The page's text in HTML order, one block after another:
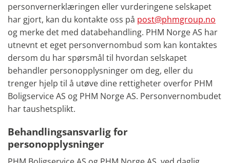
personvernerklæringen eller vurderingene selskapet
har gjort, kan du kontakte oss på post@phmgroup.no
og merke det med databehandling. PHM Norge AS har
utnevnt et eget personvernombud som kan kontaktes
dersom du har spørsmål til hvordan selskapet
behandler personopplysninger om deg, eller du
trenger hjelp til å utøve dine rettigheter overfor PHM
Boligservice AS og PHM Norge AS. Personvernombudet
har taushetsplikt.
Behandlingsansvarlig for
personopplysninger